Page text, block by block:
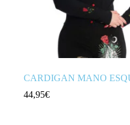
CARDIGAN MANO
44,95€